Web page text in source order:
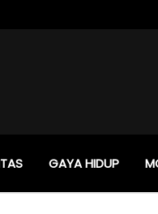
GAYA HIDUP